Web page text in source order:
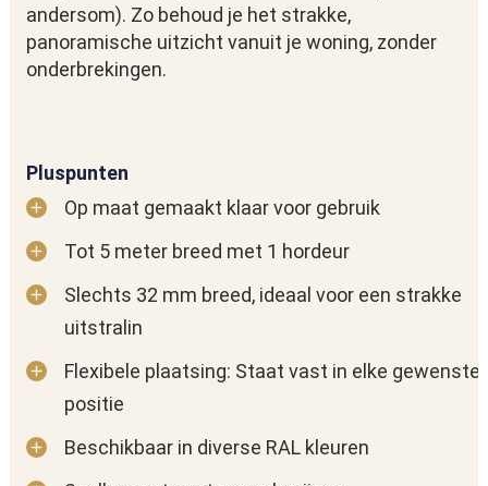
andersom). Zo behoud je het strakke,
panoramische uitzicht vanuit je woning, zonder
onderbrekingen.
Pluspunten
Op maat gemaakt klaar voor gebruik
Tot 5 meter breed met 1 hordeur
Slechts 32 mm breed, ideaal voor een strakke
uitstralin
Flexibele plaatsing: Staat vast in elke gewenste
positie
Beschikbaar in diverse RAL kleuren